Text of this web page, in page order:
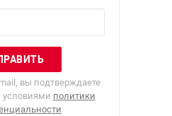
вы подтверждаете
условиями политики